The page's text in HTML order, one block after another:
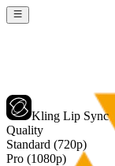
Kling Lip Sync
Quality
Standard (720p)
Pro (1080p)